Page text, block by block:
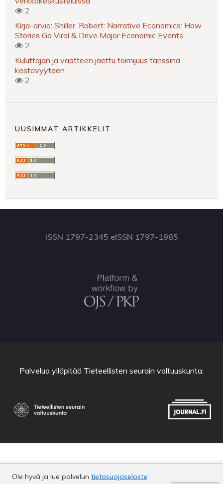
2
Kirja-arvio: Shiller, Robert: Narrative Economics: How
Stories Go Viral & Drive Major Economic Events
2
Kuluttajan ja vaatteen jaettu toimijuus tanssina
kestävyyteen
2
UUSIMMAT ARTIKKELIT
ISSN 1797-2345 eISSN 1797-1985
Ole hyvä ja lue palvelun tietosuojaseloste
Palvelua ylläpitää Tieteellisten seurain valtuuskunta.